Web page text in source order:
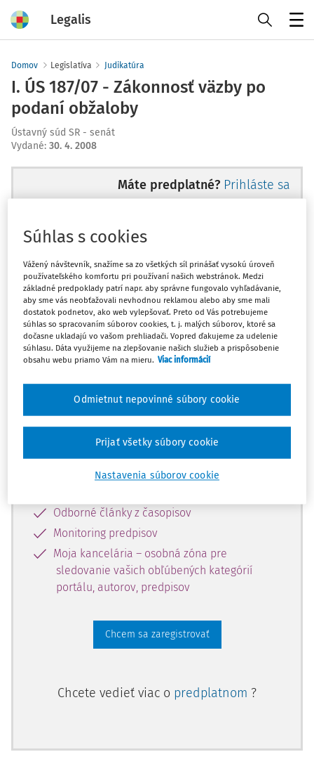
Legalis
Domov Legislatíva Judikatúra
I. ÚS 187/07 - Zákonnosť väzby po
podaní obžaloby
Ústavný súd SR - senát
Vydané: 30. 4. 2008
Máte predplatné? Prihláste sa
Ups, zatiaľ ste si prečítali len
začiatok...
Celý odborný obsah z tejto oblasti je
dostupný predplatiteľom portálu.
Odomknite si prístup k odbornému
obsahu a získajte prístup na 10 dní
zdarma, stačí sa len zaregistrovať.
Vďaka registrácii získate prístup aj k
vybranému obsahu:
Odborné články z časopisov
Monitoring predpisov
Moja kancelária – osobná zóna pre
sledovanie vašich obľúbených kategórií
portálu, autorov, predpisov
Chcem sa zaregistrovať
Chcete vedieť viac o predplatnom ?
Súhlas s cookies
Vážený návštevník, snažíme sa zo všetkých síl prinášať vysokú úroveň
používateľského komfortu pri používaní našich webstránok. Medzi
základné predpoklady patrí napr. aby správne fungovalo vyhľadávanie,
aby sme vás neobťažovali nevhodnou reklamou alebo aby sme mali
dostatok podnetov, ako web vylepšovať. Preto od Vás potrebujeme
súhlas so spracovaním súborov cookies, t. j. malých súborov, ktoré sa
dočasne ukladajú vo vašom prehliadači. Vopred ďakujeme za udelenie
súhlasu. Dáta využijeme na zlepšovanie našich služieb a prispôsobenie
obsahu webu priamo Vám na mieru. Viac informácií
Nastavenia súborov cookie
Odmietnut nepovinné súbory cookie
Prijať všetky súbory cookie